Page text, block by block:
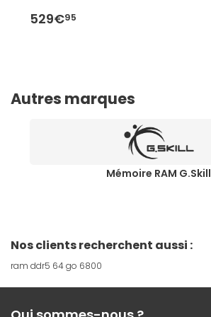
529€95
Autres marques
Mémoire RAM G.Skill
Nos clients recherchent aussi :
ram ddr5 64 go 6800